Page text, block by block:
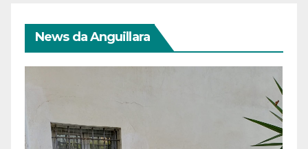
News da Anguillara